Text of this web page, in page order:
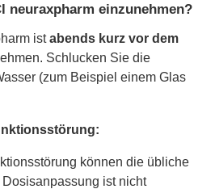
neuraxpharm einzunehmen?
istabends kurz vor dem
Schlucken Sie die
(zum Beispiel einem Glas
können die übliche
ist nicht